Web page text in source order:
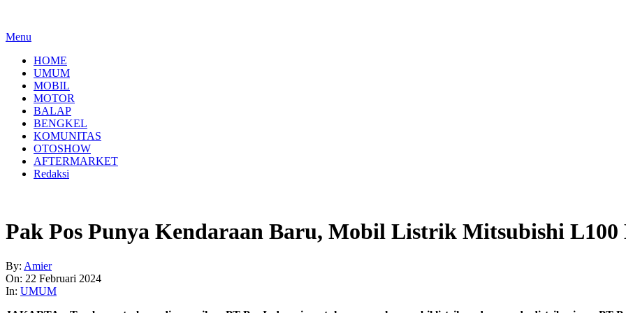
Menu
HOME
UMUM
MOBIL
MOTOR
BALAP
BENGKEL
KOMUNITAS
OTOSHOW
AFTERMARKET
Redaksi
Pak Pos Punya Kendaraan Baru, Mobil Listrik Mitsubishi L100
By: Amier
On: 22 Februari 2024
In: UMUM